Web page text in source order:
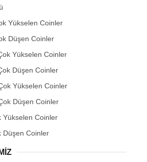
Yükselen Coinler
Düşen Coinler
Yükselen Coinler
Düşen Coinler
Yükselen Coinler
Düşen Coinler
Yükselen Coinler
Düşen Coinler